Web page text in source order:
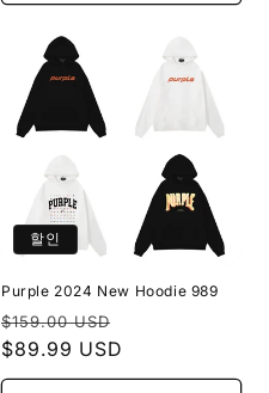
할인
Purple 2024 New Hoodie 989
정
가
$159.00 USD
가
$89.99 USD